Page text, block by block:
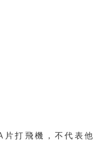
片打飛機，不代表他